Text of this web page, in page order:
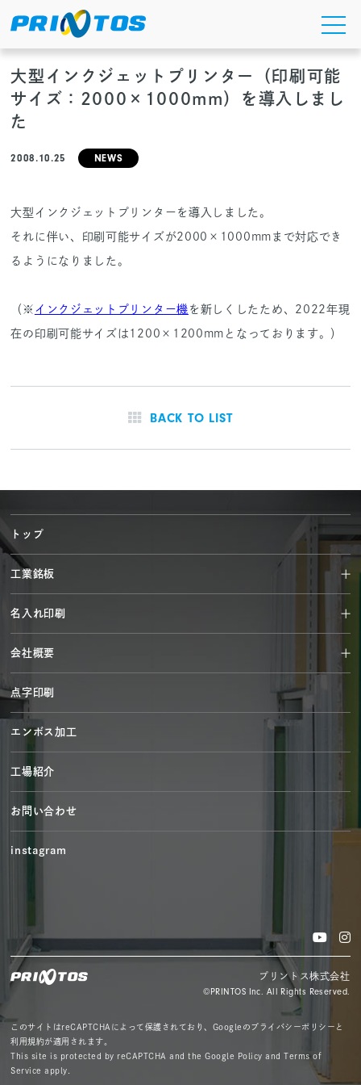
the
大型インクジェットプリンター（印刷可能
サイズ：2000×1000mm）を導入しまし
た
2008.10.25 NEWS
大型インクジェットプリンターを導入しました。
それに伴い、印刷可能サイズが2000×1000mmまで対応でき
るようになりました。
（※ インクジェットプリンター機 を新しくしたため、2022年現
在の印刷可能サイズは1200×1200mmとなっております。）
BACK TO LIST
トップ
工業銘板
名入れ印刷
会社概要
点字印刷
エンボス加工
工場紹介
お問い合わせ
instagram
プリントス株式会社
©PRINTOS Inc. All Rights Reserved.
このサイトはreCAPTCHAによって保護されており、Googleのプライバシーポリシーと
利用規約が適用されます。
This site is protected by reCAPTCHA and the Google Policy and Terms of
Service apply.